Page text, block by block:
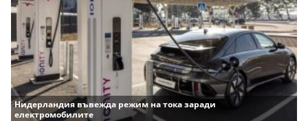
Нидерландия въвежда режим на тока заради
електромобилите